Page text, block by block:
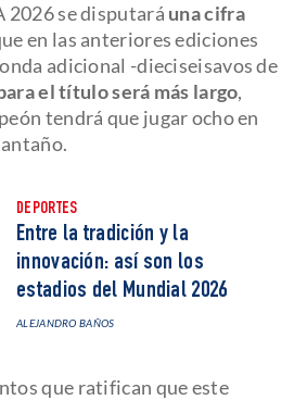
2026 se disputará una cifra
en las anteriores ediciones
adicional -dieciseisavos de
el título será más largo,
tendrá que jugar ocho en
DEPORTES
Entre la tradición y la
innovación: así son los
estadios del Mundial 2026
ALEJANDRO BAÑOS
que ratifican que este